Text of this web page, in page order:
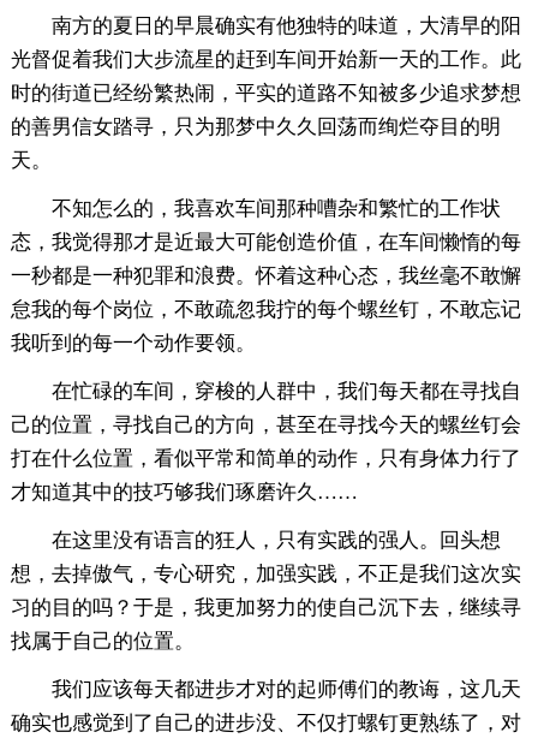
南方的夏日的早晨确实有他独特的味道，大清早的阳
光督促着我们大步流星的赶到车间开始新一天的工作。此
时的街道已经纷繁热闹，平实的道路不知被多少追求梦想
的善男信女踏寻，只为那梦中久久回荡而绚烂夺目的明
天。
不知怎么的，我喜欢车间那种嘈杂和繁忙的工作状
态，我觉得那才是近最大可能创造价值，在车间懒惰的每
一秒都是一种犯罪和浪费。怀着这种心态，我丝毫不敢懈
怠我的每个岗位，不敢疏忽我拧的每个螺丝钉，不敢忘记
我听到的每一个动作要领。
在忙碌的车间，穿梭的人群中，我们每天都在寻找自
己的位置，寻找自己的方向，甚至在寻找今天的螺丝钉会
打在什么位置，看似平常和简单的动作，只有身体力行了
才知道其中的技巧够我们琢磨许久……
在这里没有语言的狂人，只有实践的强人。回头想
想，去掉傲气，专心研究，加强实践，不正是我们这次实
习的目的吗？于是，我更加努力的使自己沉下去，继续寻
找属于自己的位置。
我们应该每天都进步才对的起师傅们的教诲，这几天
确实也感觉到了自己的进步没、不仅打螺钉更熟练了，对